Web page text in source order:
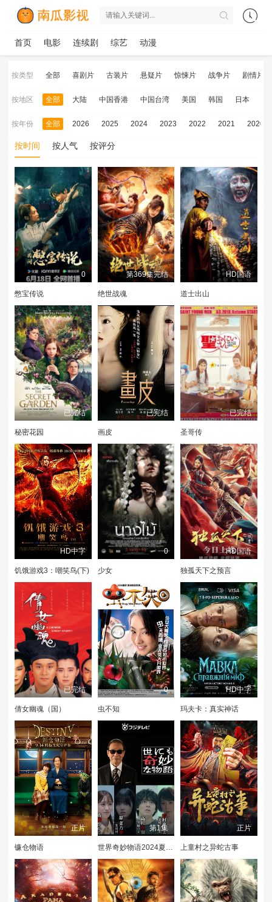
首页 电影 连续剧 综艺 动漫
按类型 全部 喜剧片 古装片 悬疑片 惊悚片 战争片 剧情片
按地区 全部 大陆 中国香港 中国台湾 美国 韩国 日本
按年份 全部 2026 2025 2024 2023 2022 2021 2020
按时间 按人气 按评分
0
憋宝传说
第369集完结
绝世战魂
HD国语
道士出山
已完结
秘密花园
已完结
画皮
已完结
圣哥传
HD中字
饥饿游戏3：嘲笑鸟(下)
0
少女
HD国语
独孤天下之预言
已完结
倩女幽魂（国）
0
虫不知
HD中字
玛夫卡：真实神话
正片
镰仓物语
第1集
世界奇妙物语2024夏季特别篇
正片
上童村之异蛇古事